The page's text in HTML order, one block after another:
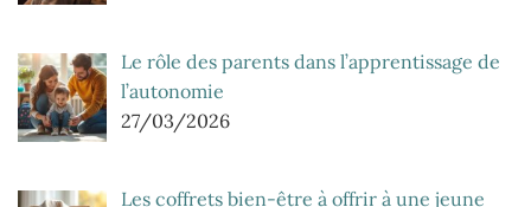
Le rôle des parents dans l’apprentissage de
l’autonomie
27/03/2026
Les coffrets bien-être à offrir à une jeune